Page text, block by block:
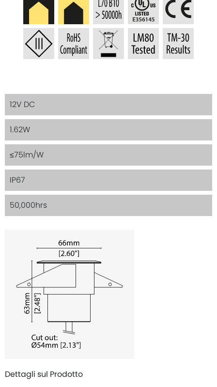
12V DC
1.62W
≤75lm/W
IP67
50,000hrs
Dettagli sul Prodotto